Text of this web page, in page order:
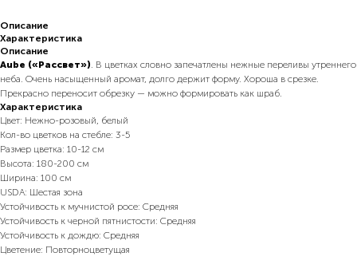
Описание
Характеристика
Описание
Aube («Рассвет») . В цветках словно запечатлены нежные переливы утреннего
неба. Очень насыщенный аромат, долго держит форму. Хороша в срезке.
Прекрасно переносит обрезку — можно формировать как шраб.
Характеристика
Цвет: Нежно-розовый, белый
Кол-во цветков на стебле: 3-5
Размер цветка: 10-12 см
Высота: 180-200 см
Ширина: 100 см
USDA: Шестая зона
Устойчивость к мучнистой росе: Средняя
Устойчивость к черной пятнистости: Средняя
Устойчивость к дождю: Средняя
Цветение: Повторноцветущая